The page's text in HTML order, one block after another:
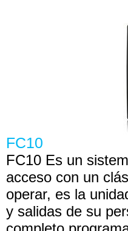
FC10
FC10 Es un
acceso con un
operar, es la
y salidas de su